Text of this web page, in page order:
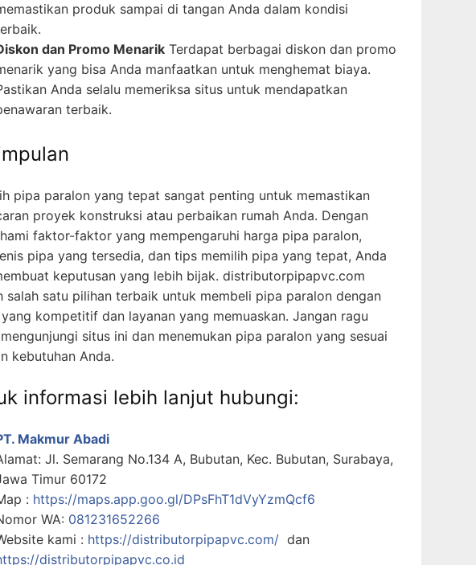
produk sampai di tangan Anda dalam kondisi
dan Promo Menarik Terdapat berbagai diskon dan promo
yang bisa Anda manfaatkan untuk menghemat biaya.
Anda selalu memeriksa situs untuk mendapatkan
terbaik.
pipa paralon yang tepat sangat penting untuk memastikan
proyek konstruksi atau perbaikan rumah Anda. Dengan
faktor-faktor yang mempengaruhi harga pipa paralon,
pipa yang tersedia, dan tips memilih pipa yang tepat, Anda
keputusan yang lebih bijak. distributorpipapvc.com
salah satu pilihan terbaik untuk membeli pipa paralon dengan
kompetitif dan layanan yang memuaskan. Jangan ragu
situs ini dan menemukan pipa paralon yang sesuai
kebutuhan Anda.
informasi lebih lanjut hubungi:
Makmur Abadi
Jl. Semarang No.134 A, Bubutan, Kec. Bubutan, Surabaya,
Timur 60172
: https://maps.app.goo.gl/DPsFhT1dVyYzmQcf6
WA: 081231652266
kami : https://distributorpipapvc.com/ dan
distributorpipapvc.co.id